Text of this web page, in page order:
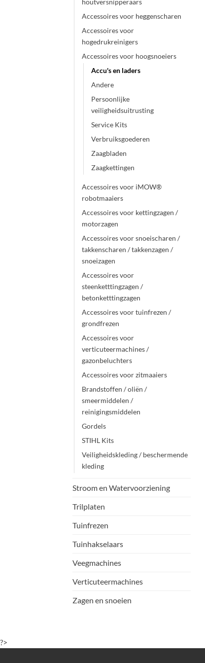
houtversnipperaars
Accessoires voor heggenscharen
Accessoires voor
hogedrukreinigers
Accessoires voor hoogsnoeiers
Accu's en laders
Andere
Persoonlijke
veiligheidsuitrusting
Service Kits
Verbruiksgoederen
Zaagbladen
Zaagkettingen
Accessoires voor iMOW®
robotmaaiers
Accessoires voor kettingzagen /
motorzagen
Accessoires voor snoeischaren /
takkenscharen / takkenzagen /
snoeizagen
Accessoires voor
steenketttingzagen /
betonketttingzagen
Accessoires voor tuinfrezen /
grondfrezen
Accessoires voor
verticuteermachines /
gazonbeluchters
Accessoires voor zitmaaiers
Brandstoffen / oliën /
smeermiddelen /
reinigingsmiddelen
Gordels
STIHL Kits
Veiligheidskleding / beschermende
kleding
Stroom en Watervoorziening
Trilplaten
Tuinfrezen
Tuinhakselaars
Veegmachines
Verticuteermachines
Zagen en snoeien
?>